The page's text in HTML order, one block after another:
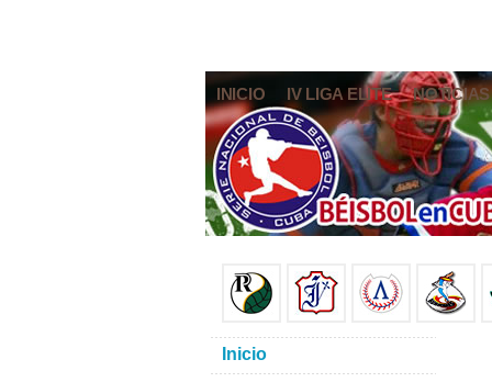
INICIO IV LIGA ELITE NOTICIAS
Inicio